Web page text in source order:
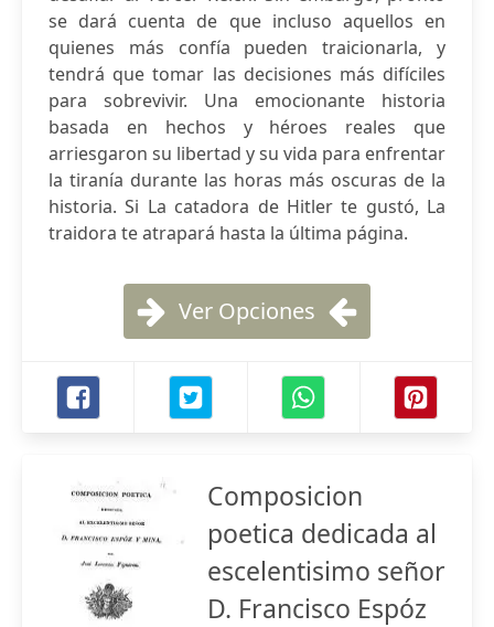
se dará cuenta de que incluso aquellos en
quienes más confía pueden traicionarla, y
tendrá que tomar las decisiones más difíciles
para sobrevivir. Una emocionante historia
basada en hechos y héroes reales que
arriesgaron su libertad y su vida para enfrentar
la tiranía durante las horas más oscuras de la
historia. Si La catadora de Hitler te gustó, La
traidora te atrapará hasta la última página.
Ver Opciones
Composicion
poetica dedicada al
escelentisimo señor
D. Francisco Espóz